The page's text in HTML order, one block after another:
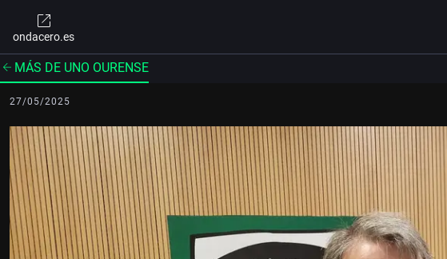
ondacero.es
MÁS DE UNO OURENSE
27/05/2025